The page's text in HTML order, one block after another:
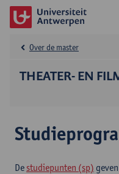
THEATER- EN
Over de master
De studiepunten (sp)